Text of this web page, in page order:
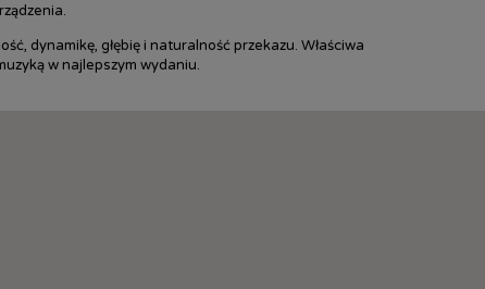
dynamikę, głębię i naturalność przekazu. Właściwa
w najlepszym wydaniu.